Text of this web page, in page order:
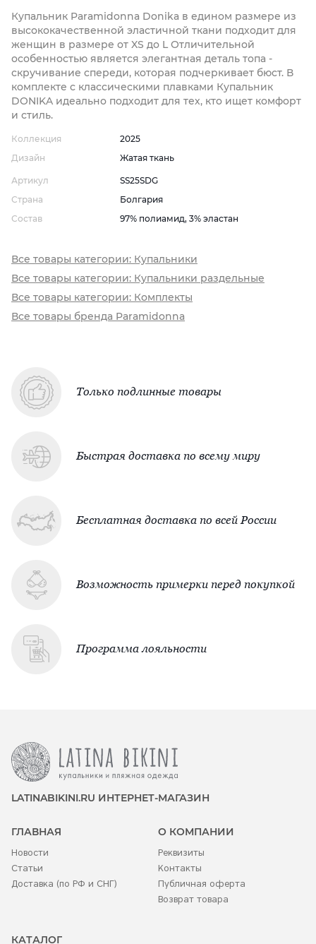
Купальник Paramidonna Donika в едином размере из
высококачественной эластичной ткани подходит для
женщин в размере от XS до L Отличительной
особенностью является элегантная деталь топа -
скручивание спереди, которая подчеркивает бюст. В
комплекте с классическими плавками Купальник
DONIKA идеально подходит для тех, кто ищет комфорт
и стиль.
Коллекция
2025
Дизайн
Жатая ткань
Артикул
SS25SDG
Страна
Болгария
Состав
97% полиамид, 3% эластан
Все товары категории: Купальники
Все товары категории: Купальники раздельные
Все товары категории: Комплекты
Все товары бренда Paramidonna
Только подлинные товары
Быстрая доставка по всему миру
Бесплатная доставка по всей России
Возможность примерки перед покупкой
Программа лояльности
LATINABIKINI.RU ИНТЕРНЕТ-МАГАЗИН
ГЛАВНАЯ
Новости
Статьи
Доставка (по РФ и СНГ)
О КОМПАНИИ
Реквизиты
Контакты
Публичная оферта
Возврат товара
КАТАЛОГ